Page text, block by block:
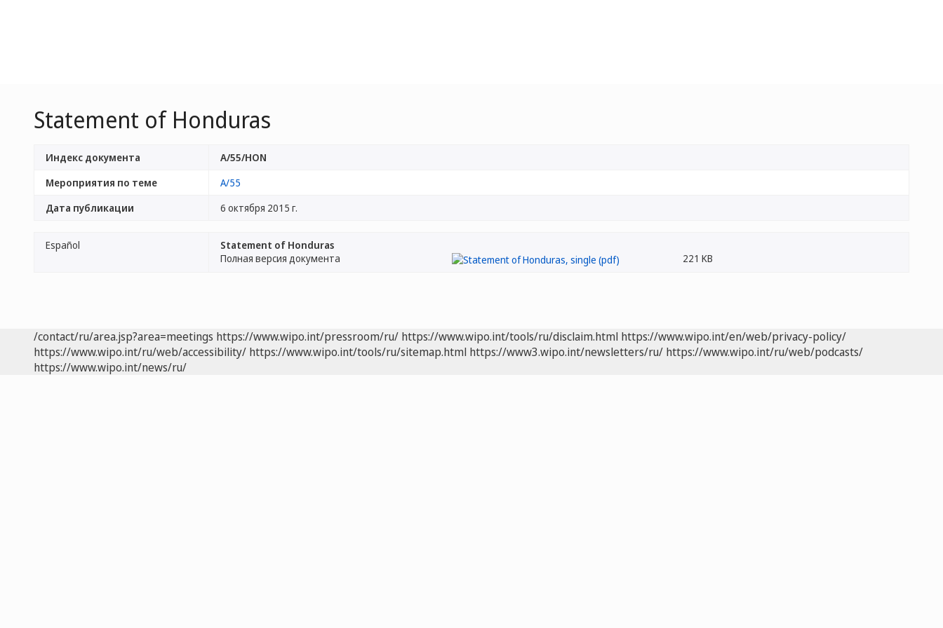
Statement of Honduras
Индекс документа
A/55/HON
Мероприятия по теме
A/55
Дата публикации
6 октября 2015 г.
Español
Statement of Honduras
Полная версия документа
221 KB
/contact/ru/area.jsp?area=meetings https://www.wipo.int/pressroom/ru/ https://www.wipo.int/tools/ru/disclaim.html https://www.wipo.int/en/web/privacy-policy/
https://www.wipo.int/ru/web/accessibility/ https://www.wipo.int/tools/ru/sitemap.html https://www3.wipo.int/newsletters/ru/ https://www.wipo.int/ru/web/podcasts/
https://www.wipo.int/news/ru/